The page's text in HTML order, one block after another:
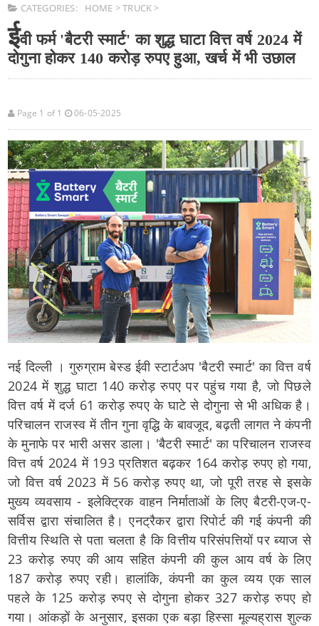
CATEGORIES: HOME >TRUCK>
ईवी फर्म 'बैटरी स्मार्ट' का शुद्ध घाटा वित्त वर्ष 2024 में
दोगुना होकर 140 करोड़ रुपए हुआ, खर्च में भी उछाल
Page 1 of 1 06-05-2025
नई दिल्ली । गुरुग्राम बेस्ड ईवी स्टार्टअप 'बैटरी स्मार्ट' का वित्त वर्ष
2024 में शुद्ध घाटा 140 करोड़ रुपए पर पहुंच गया है, जो पिछले
वित्त वर्ष में दर्ज 61 करोड़ रुपए के घाटे से दोगुना से भी अधिक है।
परिचालन राजस्व में तीन गुना वृद्धि के बावजूद, बढ़ती लागत ने कंपनी
के मुनाफे पर भारी असर डाला। 'बैटरी स्मार्ट' का परिचालन राजस्व
वित्त वर्ष 2024 में 193 प्रतिशत बढ़कर 164 करोड़ रुपए हो गया,
जो वित्त वर्ष 2023 में 56 करोड़ रुपए था, जो पूरी तरह से इसके
मुख्य व्यवसाय - इलेक्ट्रिक वाहन निर्माताओं के लिए बैटरी-एज-ए-
सर्विस द्वारा संचालित है। एनट्रैकर द्वारा रिपोर्ट की गई कंपनी की
वित्तीय स्थिति से पता चलता है कि वित्तीय परिसंपत्तियों पर ब्याज से
23 करोड़ रुपए की आय सहित कंपनी की कुल आय वर्ष के लिए
187 करोड़ रुपए रही। हालांकि, कंपनी का कुल व्यय एक साल
पहले के 125 करोड़ रुपए से दोगुना होकर 327 करोड़ रुपए हो
गया। आंकड़ों के अनुसार, इसका एक बड़ा हिस्सा मूल्यह्रास शुल्क